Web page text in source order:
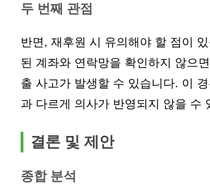
두 번째 관점
반면, 재후원 시 유의해야 할 점이
된 계좌와 연락망을 확인하지 않으
출 사고가 발생할 수 있습니다. 이
과 다르게 의사가 반영되지 않을 수
결론 및 제안
종합 분석